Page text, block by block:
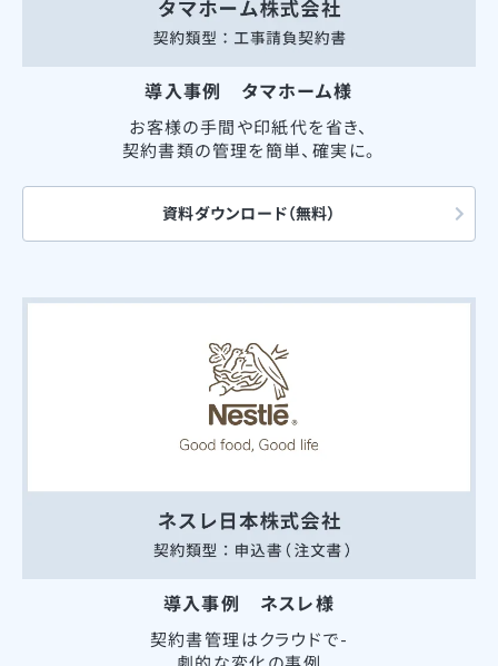
導入事例 タマホーム様
お客様の手間や印紙代を省き、
契約書類の管理を簡単、確実に。
資料ダウンロード（無料）
導入事例 ネスレ様
契約書管理はクラウドで-